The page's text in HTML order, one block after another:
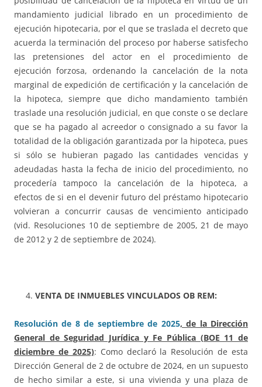
mandamiento judicial librado en un procedimiento de
ejecución hipotecaria, por el que se traslada el decreto que
acuerda la terminación del proceso por haberse satisfecho
las pretensiones del actor en el procedimiento de
ejecución forzosa, ordenando la cancelación de la nota
marginal de expedición de certificación y la cancelación de
la hipoteca, siempre que dicho mandamiento también
traslade una resolución judicial, en que conste o se declare
que se ha pagado al acreedor o consignado a su favor la
totalidad de la obligación garantizada por la hipoteca, pues
si sólo se hubieran pagado las cantidades vencidas y
adeudadas hasta la fecha de inicio del procedimiento, no
procedería tampoco la cancelación de la hipoteca, a
efectos de si en el devenir futuro del préstamo hipotecario
volvieran a concurrir causas de vencimiento anticipado
(vid. Resoluciones 10 de septiembre de 2005, 21 de mayo
de 2012 y 2 de septiembre de 2024).
VENTA DE INMUEBLES VINCULADOS OB REM:
Resolución de 8 de septiembre de 2025, de la Dirección
General de Seguridad Jurídica y Fe Pública (BOE 11 de
diciembre de 2025): Como declaró la Resolución de esta
Dirección General de 2 de octubre de 2024, en un supuesto
de hecho similar a este, si una vivienda y una plaza de